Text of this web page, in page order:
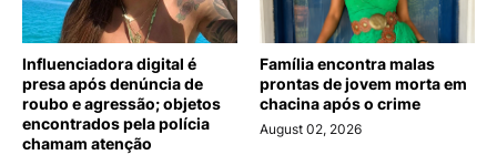
Influenciadora digital é
presa após denúncia de
roubo e agressão; objetos
encontrados pela polícia
chamam atenção
Família encontra malas
prontas de jovem morta em
chacina após o crime
August 02, 2026